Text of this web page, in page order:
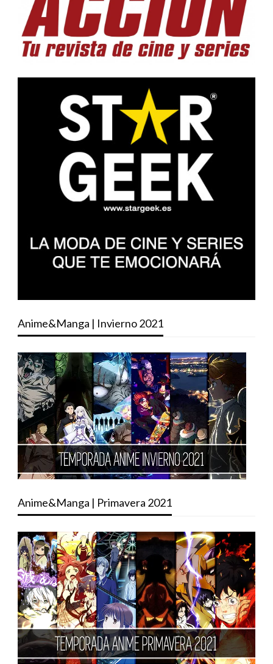
Anime&Manga | Invierno 2021
Anime&Manga | Primavera 2021